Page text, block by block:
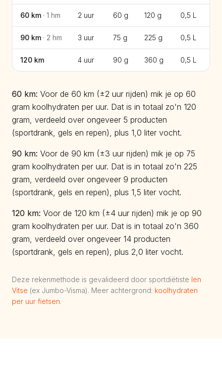
60 km · 1 hm 2 uur 60 g 120 g 0,5 L
90 km · 2 hm 3 uur 75 g 225 g 0,5 L
120 km 4 uur 90 g 360 g 0,5 L
60 km: Voor de 60 km (±2 uur rijden) mik je op 60
gram koolhydraten per uur. Dat is in totaal zo'n 120
gram, verdeeld over ongeveer 5 producten
(sportdrank, gels en repen), plus 1,0 liter vocht.
90 km: Voor de 90 km (±3 uur rijden) mik je op 75
gram koolhydraten per uur. Dat is in totaal zo'n 225
gram, verdeeld over ongeveer 9 producten
(sportdrank, gels en repen), plus 1,5 liter vocht.
120 km: Voor de 120 km (±4 uur rijden) mik je op 90
gram koolhydraten per uur. Dat is in totaal zo'n 360
gram, verdeeld over ongeveer 14 producten
(sportdrank, gels en repen), plus 2,0 liter vocht.
Deze rekenmethode is gevalideerd door sportdiëtiste Ien
Vitse (ex Jumbo-Visma). Meer achtergrond: koolhydraten
per uur fietsen.